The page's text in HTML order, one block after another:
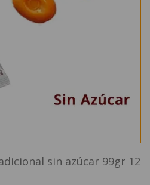
sin azúcar 99gr 12